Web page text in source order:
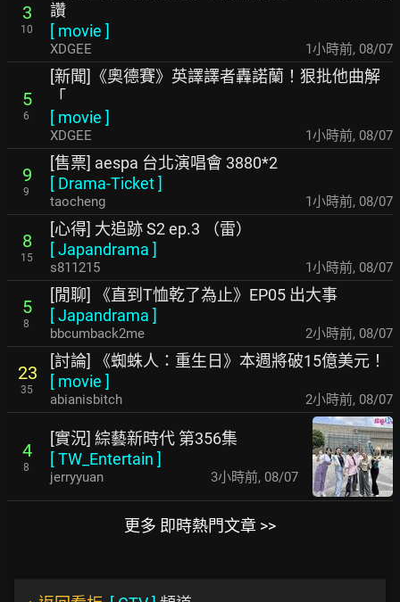
3
10
讚
[ movie ]
XDGEE 1小時前, 08/07
5
6
[新聞]《奧德賽》英譯譯者轟諾蘭！狠批他曲解
「
[ movie ]
XDGEE 1小時前, 08/07
9
9
[售票] aespa 台北演唱會 3880*2
[ Drama-Ticket]
taocheng 1小時前, 08/07
8
15
[心得] 大追跡 S2 ep.3 （雷）
[Japandrama ]
s811215 1小時前, 08/07
5
8
[閒聊] 《直到T恤乾了為止》EP05 出大事
[Japandrama ]
bbcumback2me 2小時前, 08/07
23
35
[討論] 《蜘蛛人：重生日》本週將破15億美元！
[ movie ]
abianisbitch 2小時前, 08/07
4
8
[實況] 綜藝新時代 第356集
[TW_Entertain ]
jerryyuan 3小時前, 08/07
更多 即時熱門文章 >>